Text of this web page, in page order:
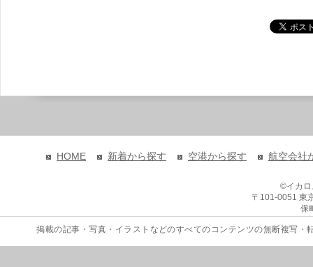
HOME 新着から探す 空港から探す 航空会社
©イカ
〒101-0051 東
保
掲載の記事・写真・イラストなどのすべてのコンテンツの無断複